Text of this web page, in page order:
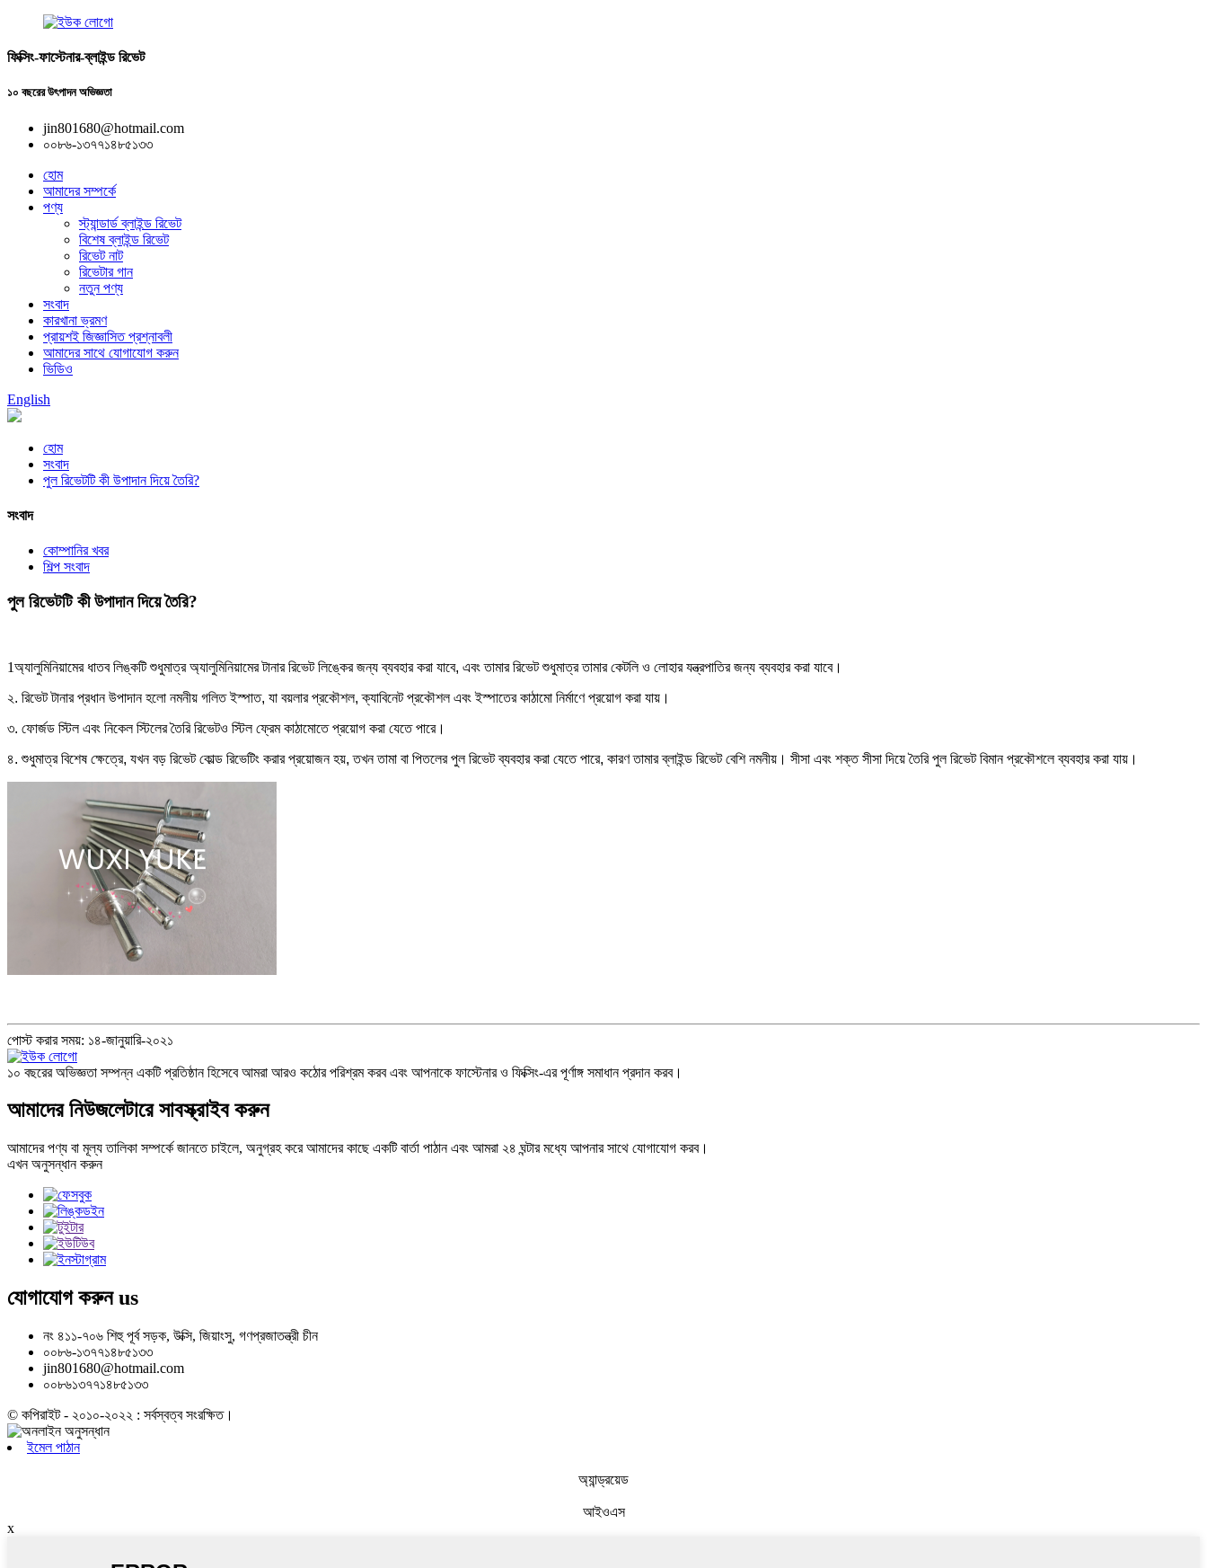
ফিক্সিং-ফাস্টেনার-ব্লাইন্ড রিভেট
১০ বছরের উৎপাদন অভিজ্ঞতা
jin801680@hotmail.com
০০৮৬-১৩৭৭১৪৮৫১৩৩
হোম
আমাদের সম্পর্কে
পণ্য
স্ট্যান্ডার্ড ব্লাইন্ড রিভেট
বিশেষ ব্লাইন্ড রিভেট
রিভেট নাট
রিভেটার গান
নতুন পণ্য
সংবাদ
কারখানা ভ্রমণ
প্রায়শই জিজ্ঞাসিত প্রশ্নাবলী
আমাদের সাথে যোগাযোগ করুন
ভিডিও
English
হোম
সংবাদ
পুল রিভেটটি কী উপাদান দিয়ে তৈরি?
সংবাদ
কোম্পানির খবর
শিল্প সংবাদ
পুল রিভেটটি কী উপাদান দিয়ে তৈরি?
1অ্যালুমিনিয়ামের ধাতব লিঙ্কটি শুধুমাত্র অ্যালুমিনিয়ামের টানার রিভেট লিঙ্কের জন্য ব্যবহার করা যাবে, এবং তামার রিভেট শুধুমাত্র তামার কেটলি ও লোহার যন্ত্রপাতির জন্য ব্যবহার করা যাবে।
২. রিভেট টানার প্রধান উপাদান হলো নমনীয় গলিত ইস্পাত, যা বয়লার প্রকৌশল, ক্যাবিনেট প্রকৌশল এবং ইস্পাতের কাঠামো নির্মাণে প্রয়োগ করা যায়।
৩. ফোর্জড স্টিল এবং নিকেল স্টিলের তৈরি রিভেটও স্টিল ফ্রেম কাঠামোতে প্রয়োগ করা যেতে পারে।
৪. শুধুমাত্র বিশেষ ক্ষেত্রে, যখন বড় রিভেট কোল্ড রিভেটিং করার প্রয়োজন হয়, তখন তামা বা পিতলের পুল রিভেট ব্যবহার করা যেতে পারে, কারণ তামার ব্লাইন্ড রিভেট বেশি নমনীয়। সীসা এবং শক্ত সীসা দিয়ে তৈরি পুল রিভেট বিমান প্রকৌশলে ব্যবহার করা যায়।
পোস্ট করার সময়: ১৪-জানুয়ারি-২০২১
১০ বছরের অভিজ্ঞতা সম্পন্ন একটি প্রতিষ্ঠান হিসেবে আমরা আরও কঠোর পরিশ্রম করব এবং আপনাকে ফাস্টেনার ও ফিক্সিং-এর পূর্ণাঙ্গ সমাধান প্রদান করব।
আমাদের নিউজলেটারে সাবস্ক্রাইব করুন
আমাদের পণ্য বা মূল্য তালিকা সম্পর্কে জানতে চাইলে, অনুগ্রহ করে আমাদের কাছে একটি বার্তা পাঠান এবং আমরা ২৪ ঘন্টার মধ্যে আপনার সাথে যোগাযোগ করব।
এখন অনুসন্ধান করুন
যোগাযোগ করুনus
নং ৪১১-৭০৬ শিহু পূর্ব সড়ক, উক্সি, জিয়াংসু, গণপ্রজাতন্ত্রী চীন
০০৮৬-১৩৭৭১৪৮৫১৩৩
jin801680@hotmail.com
০০৮৬১৩৭৭১৪৮৫১৩৩
© কপিরাইট - ২০১০-২০২২ : সর্বস্বত্ব সংরক্ষিত।
ইমেল পাঠান
অ্যান্ড্রয়েড
আইওএস
x